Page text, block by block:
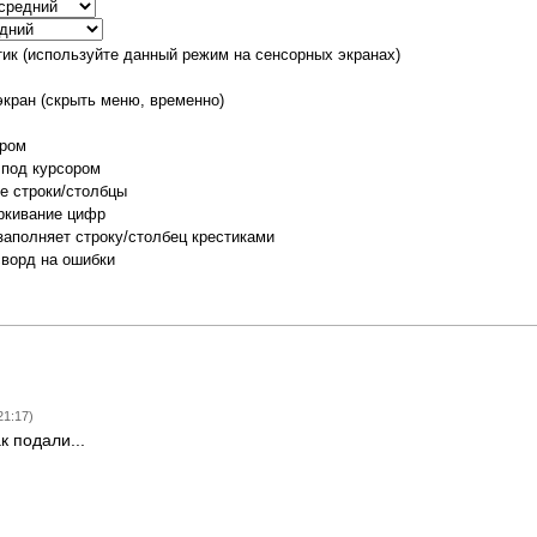
(используйте данный режим на сенсорных экранах)
(скрыть меню, временно)
курсором
строки/столбцы
цифр
строку/столбец крестиками
на ошибки
подали...